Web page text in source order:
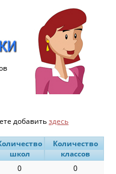
добавитьздесь
школ
Количество
классов
0
0